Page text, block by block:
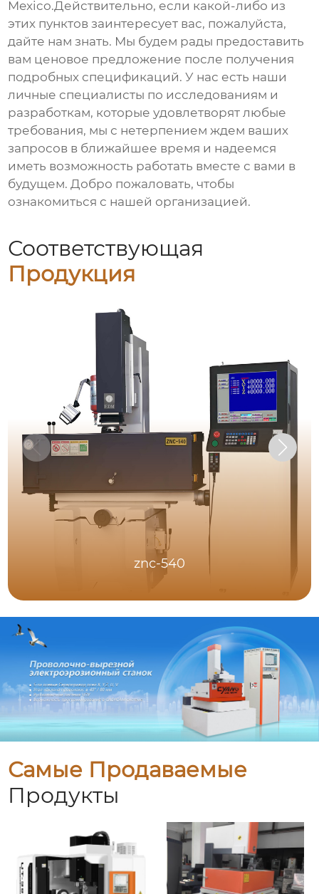
Mexico.Действительно, если какой-либо из
этих пунктов заинтересует вас, пожалуйста,
дайте нам знать. Мы будем рады предоставить
вам ценовое предложение после получения
подробных спецификаций. У нас есть наши
личные специалисты по исследованиям и
разработкам, которые удовлетворят любые
требования, мы с нетерпением ждем ваших
запросов в ближайшее время и надеемся
иметь возможность работать вместе с вами в
будущем. Добро пожаловать, чтобы
ознакомиться с нашей организацией.
Соответствующая
Продукция
znc-540
Самые Продаваемые
Продукты